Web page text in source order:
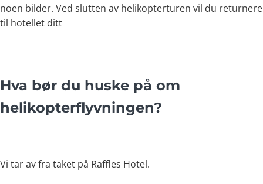
noen bilder. Ved slutten av helikopterturen vil du returnere
til hotellet ditt
Hva bør du huske på om
helikopterflyvningen?
Vi tar av fra taket på Raffles Hotel.